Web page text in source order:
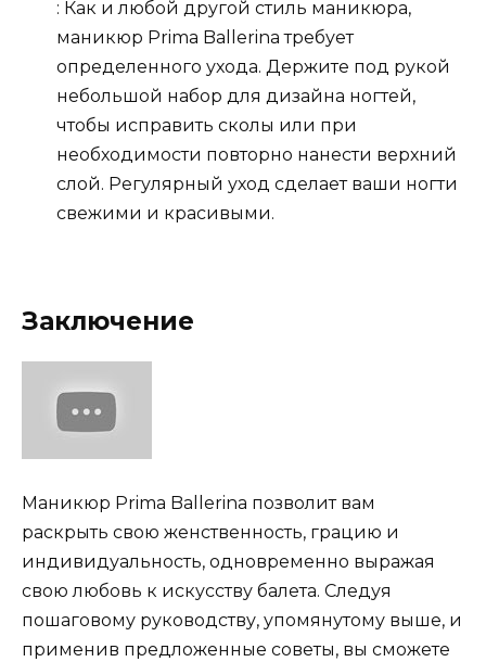
: Как и любой другой стиль маникюра,
маникюр Prima Ballerina требует
определенного ухода. Держите под рукой
небольшой набор для дизайна ногтей,
чтобы исправить сколы или при
необходимости повторно нанести верхний
слой. Регулярный уход сделает ваши ногти
свежими и красивыми.
Заключение
Маникюр Prima Ballerina позволит вам
раскрыть свою женственность, грацию и
индивидуальность, одновременно выражая
свою любовь к искусству балета. Следуя
пошаговому руководству, упомянутому выше, и
применив предложенные советы, вы сможете